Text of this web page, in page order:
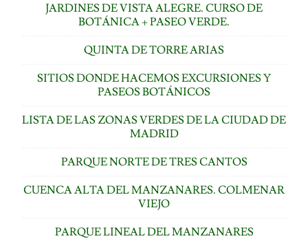
JARDINES DE VISTA ALEGRE. CURSO DE
BOTÁNICA + PASEO VERDE.
QUINTA DE TORRE ARIAS
SITIOS DONDE HACEMOS EXCURSIONES Y
PASEOS BOTÁNICOS
LISTA DE LAS ZONAS VERDES DE LA CIUDAD DE
MADRID
PARQUE NORTE DE TRES CANTOS
CUENCA ALTA DEL MANZANARES. COLMENAR
VIEJO
PARQUE LINEAL DEL MANZANARES